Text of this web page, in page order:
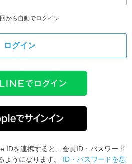
から自動でログイン
ログイン
IDを連携すると、会員ID・パスワード
ようになります。 ID・パスワードを忘